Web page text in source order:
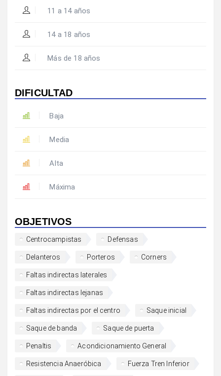
11 a 14 años
14 a 18 años
Más de 18 años
DIFICULTAD
Baja
Media
Alta
Máxima
OBJETIVOS
Centrocampistas Defensas
Delanteros Porteros Corners
Faltas indirectas laterales
Faltas indirectas lejanas
Faltas indirectas por el centro Saque inicial
Saque de banda Saque de puerta
Penaltis Acondicionamiento General
Resistencia Anaeróbica Fuerza Tren Inferior